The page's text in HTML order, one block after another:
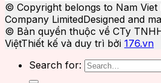
© Copyright belongs to Nam Viet
Company LimitedDesigned and
© Bản quyền thuộc về CTy
ViệtThiết kế và duy trì bởi 176.vn
Search for: